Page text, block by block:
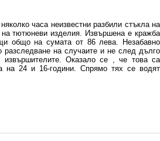
часа неизвестни разбили стъкла на
тютюневи изделия. Извършена е кражба
общо на сумата от 86 лева. Незабавно
разследване на случаите и не след дълго
извършителите. Оказало се , че това са
на 24 и 16-години. Спрямо тях се водят